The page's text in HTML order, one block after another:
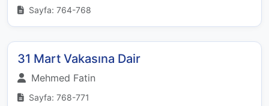
Sayfa: 764-768
31 Mart Vakasına Dair
Mehmed Fatin
Sayfa: 768-771